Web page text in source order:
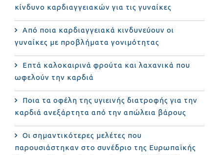
κίνδυνο καρδιαγγειακών για τις γυναίκες
Από ποια καρδιαγγειακά κινδυνεύουν οι
γυναίκες με προβλήματα γονιμότητας
Επτά καλοκαιρινά φρούτα και λαχανικά που
ωφελούν την καρδιά
Ποια τα οφέλη της υγιεινής διατροφής για την
καρδιά ανεξάρτητα από την απώλεια βάρους
Οι σημαντικότερες μελέτες που
παρουσιάστηκαν στο συνέδριο της Ευρωπαϊκής